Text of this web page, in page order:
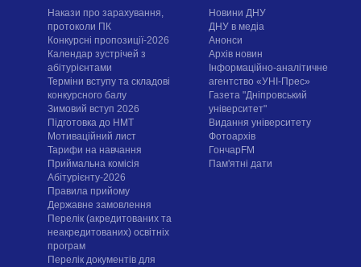
Накази про зарахування,
протоколи ПК
Конкурсні пропозиції-2026
Календар зустрічей з
абітурієнтами
Терміни вступу та складові
конкурсного балу
Зимовий вступ 2026
Підготовка до НМТ
Мотиваційний лист
Тарифи на навчання
Приймальна комісія
Абітурієнту-2026
Правила прийому
Державне замовлення
Перелік (акредитованих та
неакредитованих) освітніх
програм
Перелік документів для
Новини ДНУ
ДНУ в медіа
Анонси
Архів новин
Інформаційно-аналітичне
агентство «УНІ-Прес»
Газета "Дніпровський
університет"
Видання університету
Фотоархів
ГончарFM
Пам'ятні дати